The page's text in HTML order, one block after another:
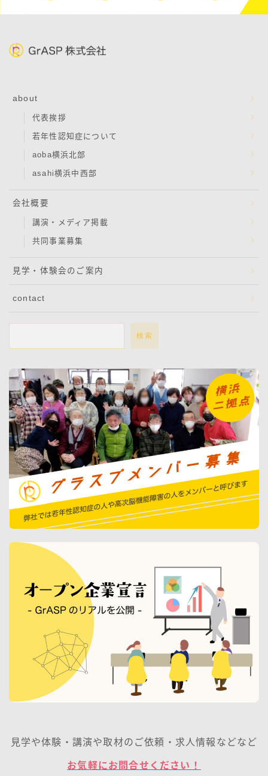
about
代表挨拶
若年性認知症について
aoba横浜北部
asahi横浜中西部
会社概要
講演・メディア掲載
共同事業募集
見学・体験会のご案内
contact
検索
見学や体験・講演や取材のご依頼・求人情報などなど
お気軽にお問合せください！